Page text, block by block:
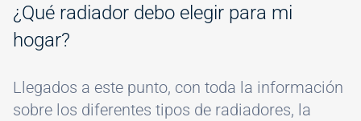
¿Qué radiador debo elegir para mi
hogar?
Llegados a este punto, con toda la información
sobre los diferentes tipos de radiadores, la